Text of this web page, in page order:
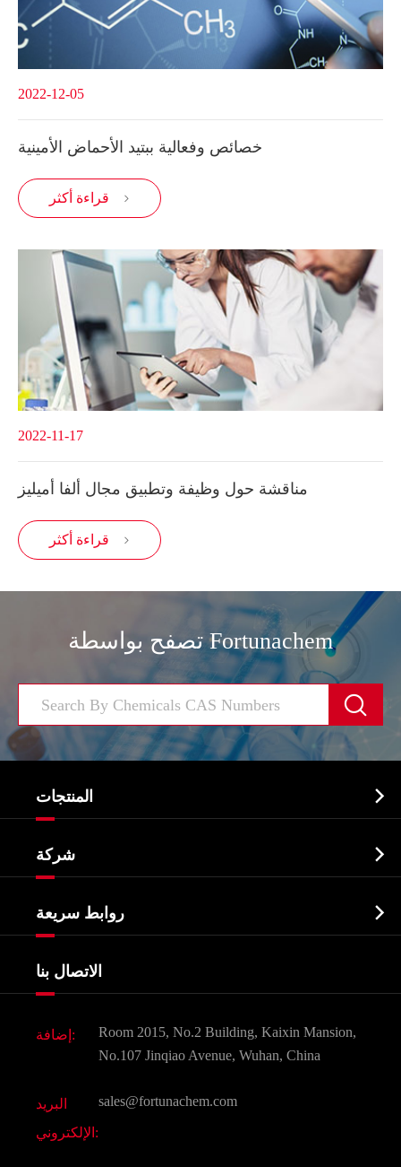
2022-12-05
خصائص وفعالية ببتيد الأحماض الأمينية
قراءة أكثر 
2022-11-17
مناقشة حول وظيفة وتطبيق مجال ألفا أميليز
قراءة أكثر 
تصفح بواسطة Fortunachem

المنتجات 
الصيدلانية وسيطة
البيوكيميائية
Agrochemicals و الوسطيات
مكونات مستحضرات التجميل
النكهات و عطور
الكيميائية CAS
جميع المواد الكيميائية غرامة
شركة 
شهادات و مصنع تظهر
شركة التاريخ
روابط سريعة 
الاتصال بنا
إضافة:
Room 2015, No.2 Building, Kaixin Mansion,
No.107 Jinqiao Avenue, Wuhan, China
البريد
الإلكتروني:
sales@fortunachem.com